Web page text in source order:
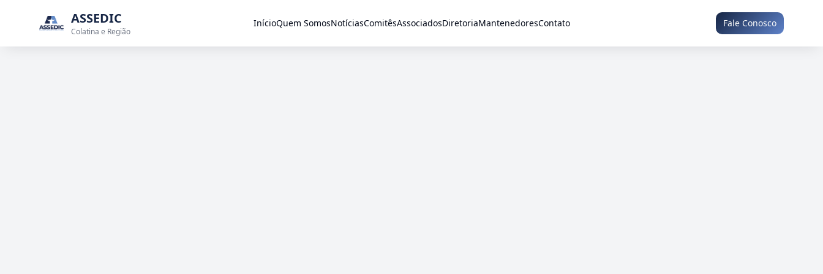
ASSEDIC
Colatina e Região
InícioQuem SomosNotíciasComitêsAssociadosDiretoriaMantenedoresContato Fale Conosco